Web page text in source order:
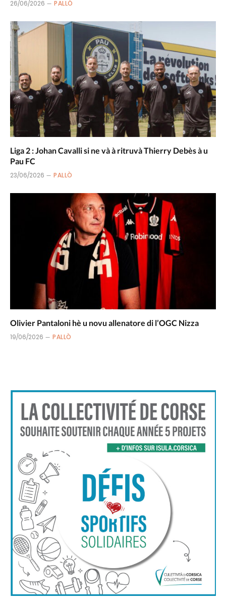
26/06/2026 PALLÒ
Liga 2 : Johan Cavalli si ne và à ritruvà Thierry Debès à u
Pau FC
23/06/2026 PALLÒ
Olivier Pantaloni hè u novu allenatore di l’OGC Nizza
19/06/2026 PALLÒ